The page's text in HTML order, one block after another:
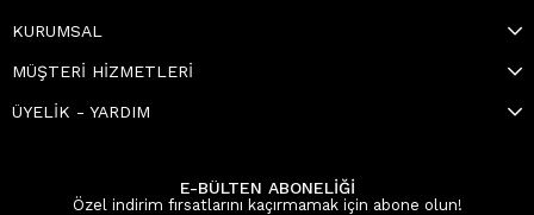
KURUMSAL
MÜŞTERİ HİZMETLERİ
ÜYELİK - YARDIM
E-BÜLTEN ABONELİĞİ
Özel indirim fırsatlarını kaçırmamak için abone olun!